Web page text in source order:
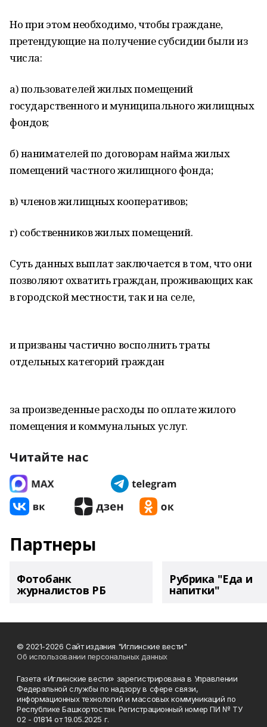
Но при этом необходимо, чтобы граждане,
претендующие на получение субсидии были из
числа:
а) пользователей жилых помещений
государственного и муниципального жилищных
фондов;
б) нанимателей по договорам найма жилых
помещений частного жилищного фонда;
в) членов жилищных кооперативов;
г) собственников жилых помещений.
Суть данных выплат заключается в том, что они
позволяют охватить граждан, проживающих как
в городской местности, так и на селе,
и призваны частично восполнить траты
отдельных категорий граждан
за произведенные расходы по оплате жилого
помещения и коммунальных услуг.
Читайте нас
Партнеры
Фотобанк
журналистов РБ
Рубрика "Еда и
напитки"
© 2021-2026 Сайт издания "Иглинские вести"
Об использовании персональных данных
Газета «Иглинские вести» зарегистрирована в Управлении
Федеральной службы по надзору в сфере связи,
информационных технологий и массовых коммуникаций по
Республике Башкортостан. Регистрационный номер ПИ № ТУ
02 - 01814 от 19.05.2025 г.